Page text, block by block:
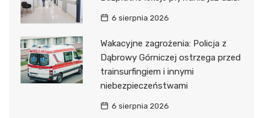
6 sierpnia 2026
Wakacyjne zagrożenia: Policja z
Dąbrowy Górniczej ostrzega przed
trainsurfingiem i innymi
niebezpieczeństwami
6 sierpnia 2026